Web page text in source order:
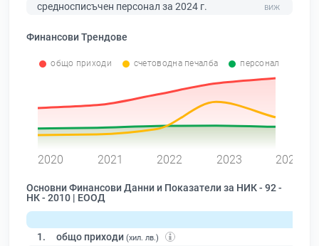
средносписъчен персонал за 2024 г.
Финансови Трендове
общо приходи счетоводна печалба персонал
2020 2021 2022 2023 2024
Основни Финансови Данни и Показатели за НИК - 92 -
НК - 2010 | ЕООД
1. общо приходи (хил. лв.)